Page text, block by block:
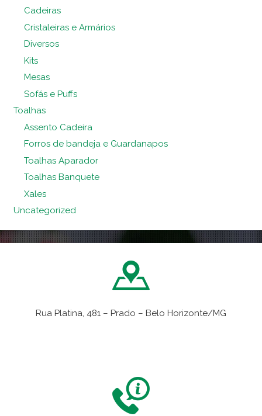
Cadeiras
Cristaleiras e Armários
Diversos
Kits
Mesas
Sofás e Puffs
Toalhas
Assento Cadeira
Forros de bandeja e Guardanapos
Toalhas Aparador
Toalhas Banquete
Xales
Uncategorized
Rua Platina, 481 – Prado – Belo Horizonte/MG